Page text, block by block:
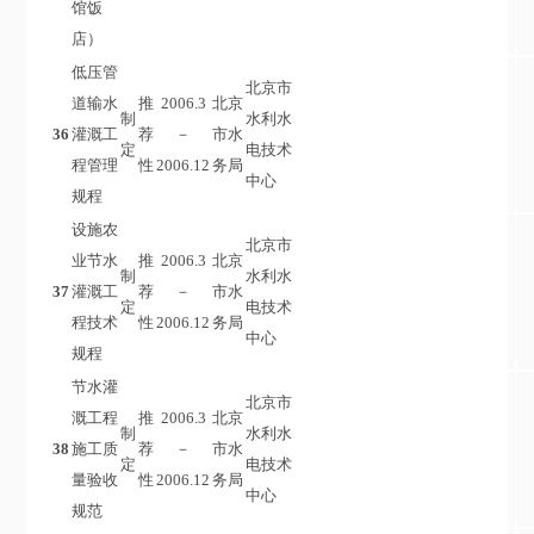
馆饭
店）
36
低压管
道输水
灌溉工
程管理
规程
制
定
推
荐
性
2006.3
－
2006.12
北京
市水
务局
北京市
水利水
电技术
中心
37
设施农
业节水
灌溉工
程技术
规程
制
定
推
荐
性
2006.3
－
2006.12
北京
市水
务局
北京市
水利水
电技术
中心
38
节水灌
溉工程
施工质
量验收
规范
制
定
推
荐
性
2006.3
－
2006.12
北京
市水
务局
北京市
水利水
电技术
中心